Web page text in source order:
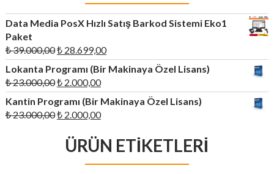
Data Media PosX Hızlı Satış Barkod Sistemi Eko1
Paket
₺39.000,00Orijinal
fiyat:
₺ 39.000,00.
₺28.699,00Şu
andaki
fiyat:
₺ 28.699,00.
Lokanta Programı (Bir Makinaya Özel Lisans)
₺23.000,00Orijinal
fiyat:
₺ 23.000,00.
₺2.000,00Şu
andaki
fiyat:
₺ 2.000,00.
Kantin Programı (Bir Makinaya Özel Lisans)
₺23.000,00Orijinal
₺ 23.000,00.
₺2.000,00Şu
fiyat:
₺ 2.000,00.
ÜRÜN ETIKETLERI